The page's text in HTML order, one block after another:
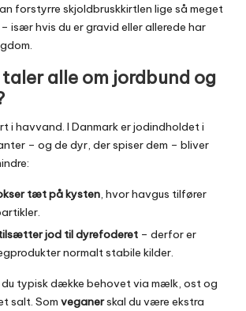
forstyrre skjoldbruskkirtlen lige så meget
især hvis du er gravid eller allerede har
alle om jordbund og
i havvand. I Danmark er jodindholdet i
– og de dyr, der spiser dem – bliver
tæt på kysten, hvor havgus tilfører
jod til dyrefoderet – derfor er
normalt stabile kilder.
typisk dække behovet via mælk, ost og
salt. Som veganerskal du være ekstra